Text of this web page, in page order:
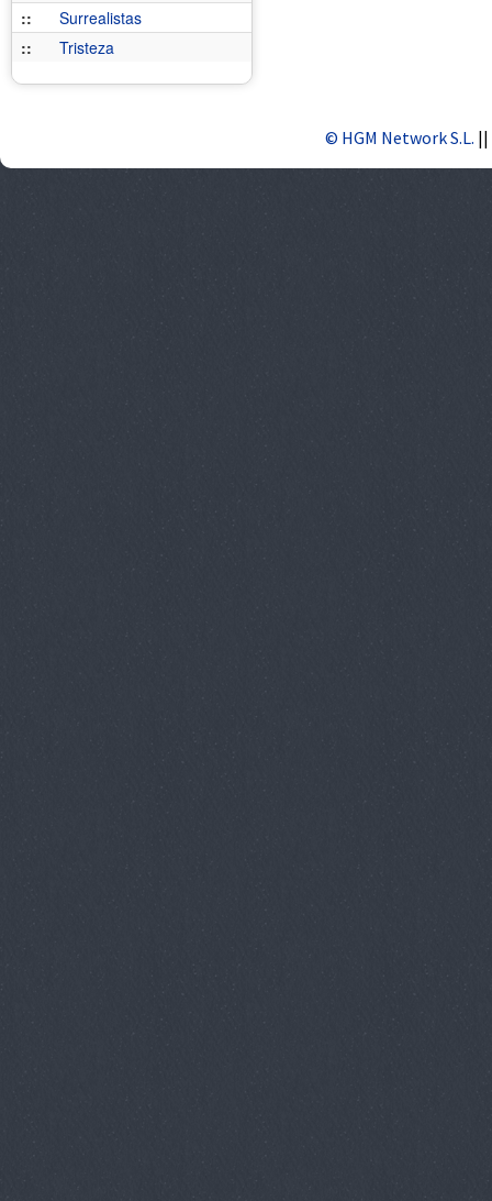
::
Surrealistas
::
Tristeza
© HGM Network S.L. ||